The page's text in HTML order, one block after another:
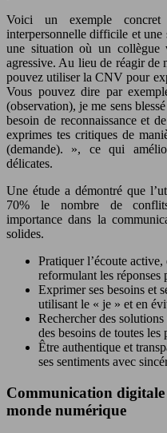
Voici un exemple concret
interpersonnelle difficile et
une situation où un collègue
agressive. Au lieu de réagir de
pouvez utiliser la CNV pour
Vous pouvez dire par
(observation), je me sens
besoin de reconnaissance et
exprimes tes critiques de
(demande). », ce qui
délicates.
Une étude a démontré que
70% le nombre de
importance dans la
solides.
Pratiquer l’écoute active,
reformulant les réponses
Exprimer ses besoins et
utilisant le « je » et en
Rechercher des
des besoins de toutes les
Être authentique et
ses sentiments avec
Communication digitale
monde numérique